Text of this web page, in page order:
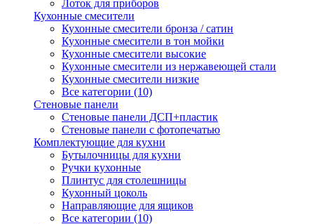
Лоток для приборов
Кухонные смесители
Кухонные смесители бронза / сатин
Кухонные смесители в тон мойки
Кухонные смесители высокие
Кухонные смесители из нержавеющей стали
Кухонные смесители низкие
Все категории (10)
Стеновые панели
Стеновые панели ДСП+пластик
Стеновые панели с фотопечатью
Комплектующие для кухни
Бутылочницы для кухни
Ручки кухонные
Плинтус для столешницы
Кухонный цоколь
Направляющие для ящиков
Все категории (10)